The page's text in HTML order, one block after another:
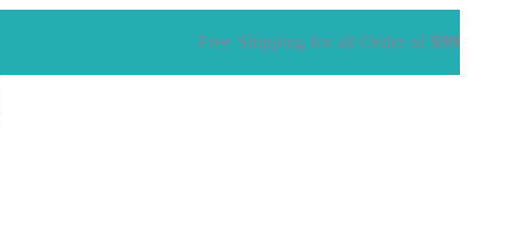
Free Shipping for all Order of$99